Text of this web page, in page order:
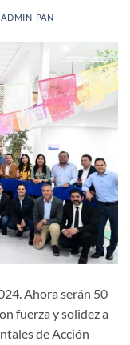
ADMIN-PAN
Ahora serán 50
fuerza y solidez a
de Acción